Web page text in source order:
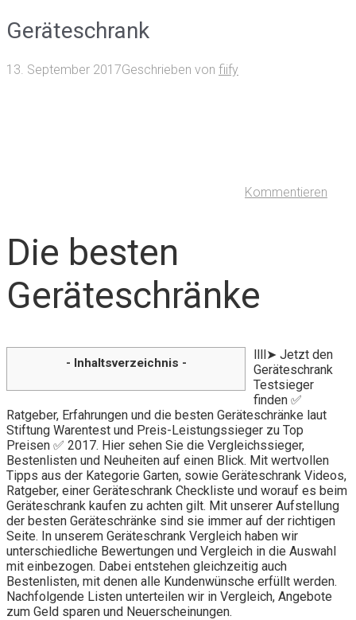
Geräteschrank
13. September 2017Geschrieben von fiify
Kommentieren
Die besten
Geräteschränke
- Inhaltsverzeichnis -
llll➤ Jetzt den
Geräteschrank
Testsieger
finden ✅
Ratgeber, Erfahrungen und die besten Geräteschränke laut
Stiftung Warentest und Preis-Leistungssieger zu Top
Preisen ✅ 2017. Hier sehen Sie die Vergleichssieger,
Bestenlisten und Neuheiten auf einen Blick. Mit wertvollen
Tipps aus der Kategorie Garten, sowie Geräteschrank Videos,
Ratgeber, einer Geräteschrank Checkliste und worauf es beim
Geräteschrank kaufen zu achten gilt. Mit unserer Aufstellung
der besten Geräteschränke sind sie immer auf der richtigen
Seite. In unserem Geräteschrank Vergleich haben wir
unterschiedliche Bewertungen und Vergleich in die Auswahl
mit einbezogen. Dabei entstehen gleichzeitig auch
Bestenlisten, mit denen alle Kundenwünsche erfüllt werden.
Nachfolgende Listen unterteilen wir in Vergleich, Angebote
zum Geld sparen und Neuerscheinungen.